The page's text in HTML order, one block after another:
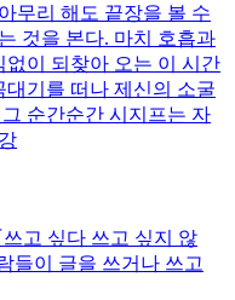
무리 해도 끝장을 볼 수
것을 본다. 마치 호흡과
없이 되찾아 오는 이 시간
기를 떠나 제신의 소굴
순간순간 시지프는 자
고 싶다 쓰고 싶지 않
들이 글을 쓰거나 쓰고